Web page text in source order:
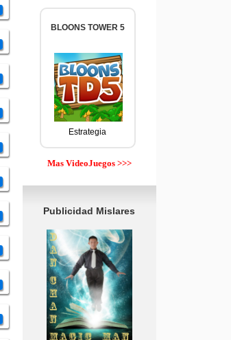
BLOONS TOWER 5
Estrategia
Mas VideoJuegos >>>
Publicidad Mislares